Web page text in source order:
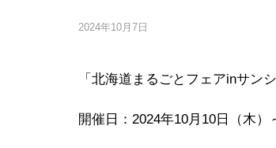
2024年10月7日
「北海道まるごとフェアinサン
開催日：2024年10月10日（木）